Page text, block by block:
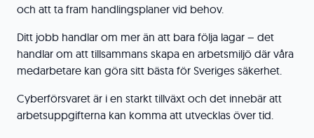
och att ta fram handlingsplaner vid behov.
Ditt jobb handlar om mer än att bara följa lagar – det
handlar om att tillsammans skapa en arbetsmiljö där våra
medarbetare kan göra sitt bästa för Sveriges säkerhet.
Cyberförsvaret är i en starkt tillväxt och det innebär att
arbetsuppgifterna kan komma att utvecklas över tid.